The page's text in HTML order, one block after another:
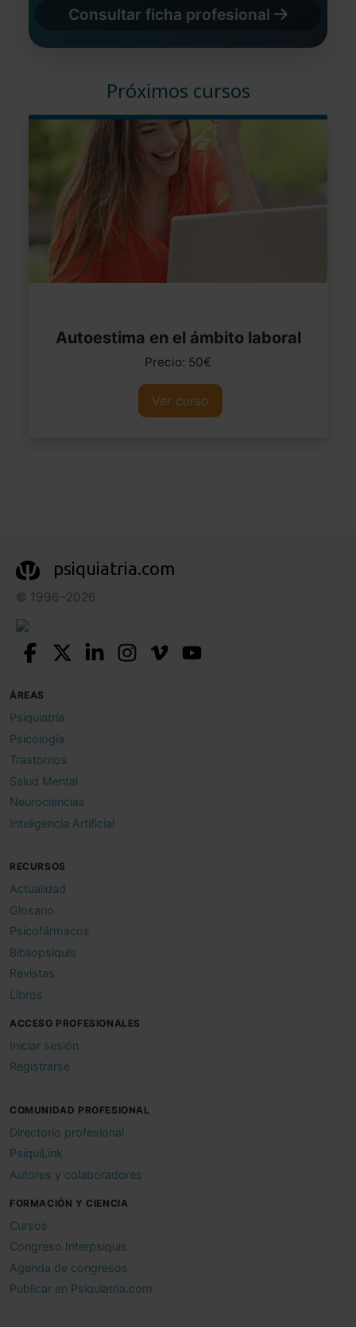
Consultar ficha profesional
Próximos cursos
Autoestima en el ámbito laboral
Precio: 50€
Ver curso
psiquiatria.com
© 1996–2026
ÁREAS
Psiquiatría
Psicología
Trastornos
Salud Mental
Neurociencias
Inteligencia Artificial
RECURSOS
Actualidad
Glosario
Psicofármacos
Bibliopsiquis
Revistas
Libros
ACCESO PROFESIONALES
Iniciar sesión
Registrarse
COMUNIDAD PROFESIONAL
Directorio profesional
PsiquiLink
Autores y colaboradores
FORMACIÓN Y CIENCIA
Cursos
Congreso Interpsiquis
Agenda de congresos
Publicar en Psiquiatria.com